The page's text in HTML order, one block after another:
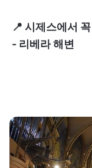
📍 시제스에서
- 리베라 해변